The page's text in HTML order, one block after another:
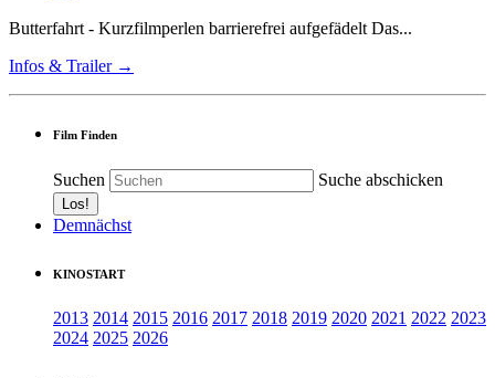
Butterfahrt - Kurzfilmperlen barrierefrei aufgefädelt Das...
Infos & Trailer →
Film Finden
Suchen Suche abschicken
Demnächst
KINOSTART
2013 2014 2015 2016 2017 2018 2019 2020 2021 2022 2023
2024 2025 2026